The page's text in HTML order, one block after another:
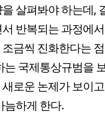
살펴봐야 하는데,
반복되는 과정에
금씩 진화한다는
는 국제통상규범을
로운 논제가 보이
늠하게 한다.